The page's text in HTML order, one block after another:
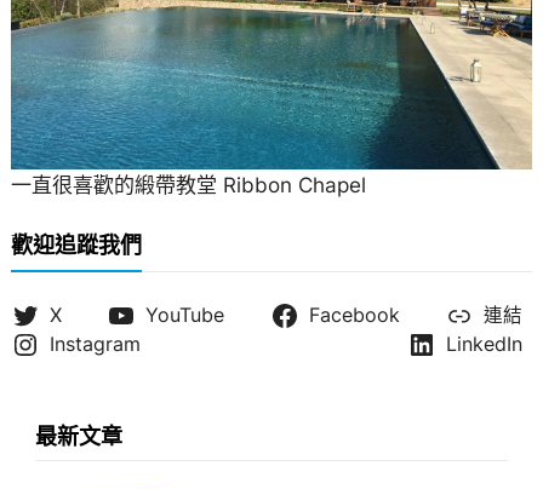
一直很喜歡的緞帶教堂 Ribbon Chapel
歡迎追蹤我們
X YouTube Facebook
連結
Instagram
LinkedIn
最新文章